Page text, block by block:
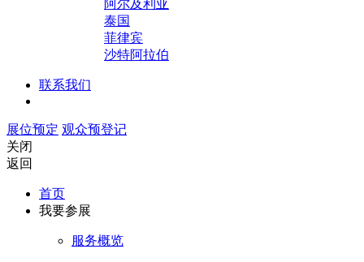
阿尔及利亚
泰国
菲律宾
沙特阿拉伯
联系我们
展位预定 观众预登记
关闭
返回
首页
我要参展
服务概览